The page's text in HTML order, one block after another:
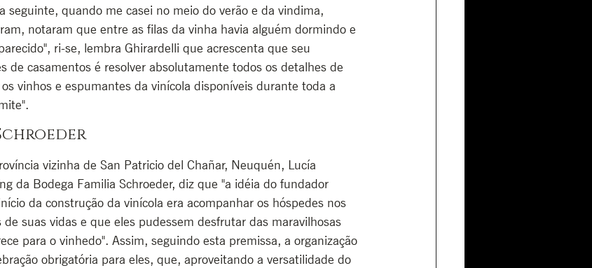
seguinte, quando me casei no meio do verão e da vindima,
notaram que entre as filas da vinha havia alguém dormindo e
ri-se, lembra Ghirardelli que acrescenta que seu
de casamentos é resolver absolutamente todos os detalhes de
vinhos e espumantes da vinícola disponíveis durante toda a
vizinha de San Patricio del Chañar, Neuquén, Lucía
da Bodega Familia Schroeder, diz que "a idéia do fundador
da construção da vinícola era acompanhar os hóspedes nos
suas vidas e que eles pudessem desfrutar das maravilhosas
para o vinhedo". Assim, seguindo esta premissa, a organização
obrigatória para eles, que, aproveitando a versatilidade do